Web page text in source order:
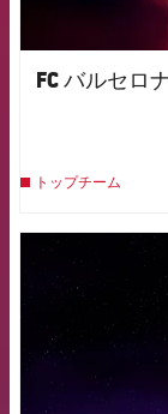
FC バルセロ
トップチーム